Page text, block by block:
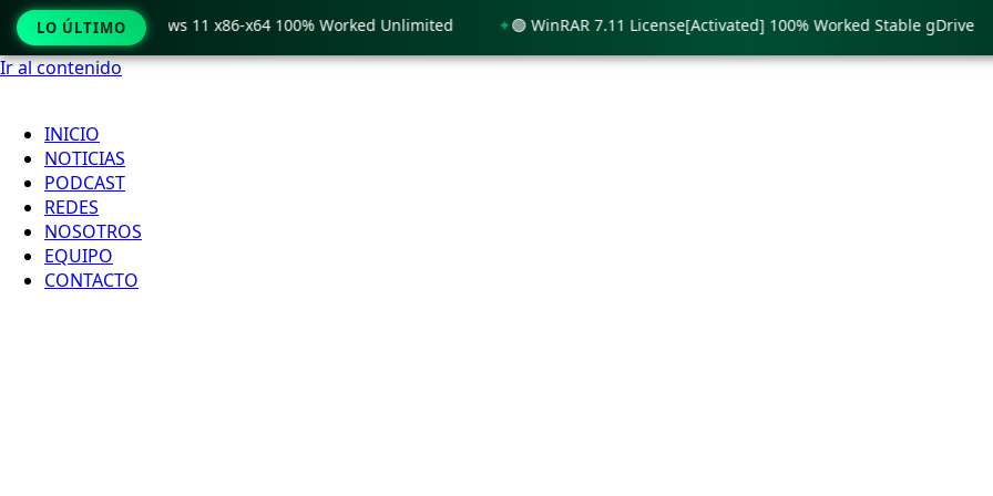
Ir al contenido
INICIO
NOTICIAS
PODCAST
REDES
NOSOTROS
EQUIPO
CONTACTO
LO ÚLTIMO
only Windows 11 x86-x64 100% Worked Unlimited 🟢 WinRAR 7.11 License[Activated] 100% Worked Stable gDrive